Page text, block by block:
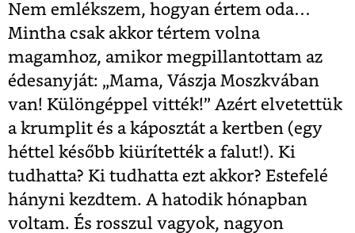
Nem emlékszem, hogyan értem oda…
Mintha csak akkor tértem volna
magamhoz, amikor megpillantottam az
édesanyját: „Mama, Vászja Moszkvában
van! Különgéppel vitték!” Azért elvetettük
a krumplit és a káposztát a kertben (egy
héttel később kiürítették a falut!). Ki
tudhatta? Ki tudhatta ezt akkor? Estefelé
hányni kezdtem. A hatodik hónapban
voltam. És rosszul vagyok, nagyon